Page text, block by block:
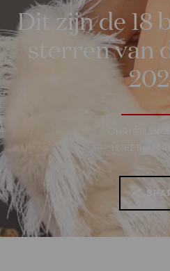
Dit zijn de 18
sterren van
19